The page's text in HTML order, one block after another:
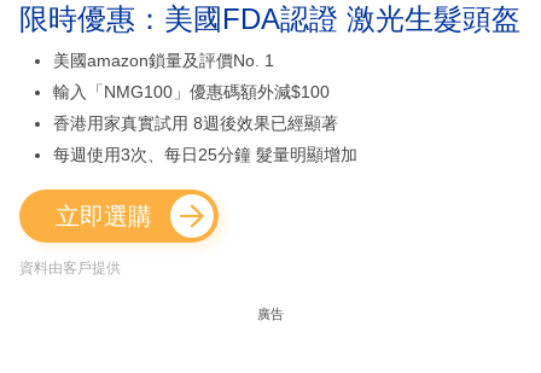
限時優惠：美國FDA認證 激光生髮頭盔
美國amazon鎖量及評價No. 1
輸入「NMG100」優惠碼額外減$100
香港用家真實試用 8週後效果已經顯著
每週使用3次、每日25分鐘 髮量明顯增加
立即選購
資料由客戶提供
廣告